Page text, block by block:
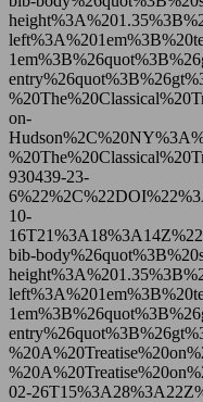
on-
930439-23-
10-
bib-
02-